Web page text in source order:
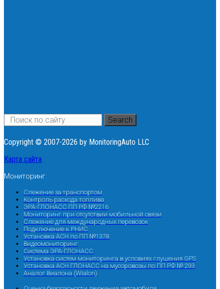
Search
Copyright © 2007-2026 by MonitoringAuto LLC
Карта сайта
Мониторинг
Слежение за транспортом
Контроль расхода топлива
ЭРА-ГЛОНАСС ПП РФ №2216
Мониторинг при отсутствии мобильной связи
Слежение для международных перевозок
Подключение к РНИС
Установка АСН по ПП №1378
Видеомониторинг
Система ЭРА-ГЛОНАСС
Установка систем мониторинга в условиях глушения GPS
Установка АСН ГЛОНАСС на мусоровозы по ПП РФ № 293
Аналог Виалона (Wialon)